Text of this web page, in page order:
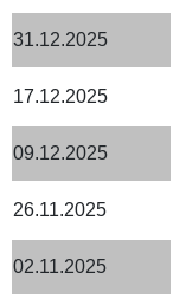
31.12.2025
17.12.2025
09.12.2025
26.11.2025
02.11.2025